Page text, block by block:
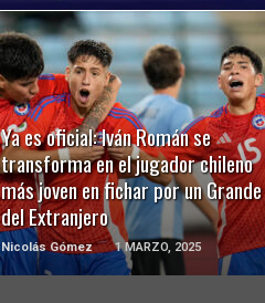
Ya es oficial: Iván Román se
transforma en el jugador chileno
más joven en fichar por un Grande
del Extranjero
Nicolás Gómez 1 MARZO, 2025
LEER MÁS